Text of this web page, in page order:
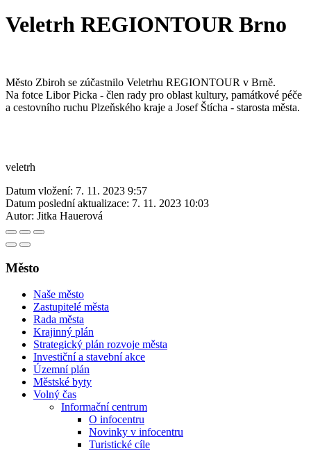
Veletrh REGIONTOUR Brno
Město Zbiroh se zúčastnilo Veletrhu REGIONTOUR v Brně.
Na fotce Libor Picka - člen rady pro oblast kultury, památkové péče
a cestovního ruchu Plzeňského kraje a Josef Štícha - starosta města.
veletrh
Datum vložení: 7. 11. 2023 9:57
Datum poslední aktualizace: 7. 11. 2023 10:03
Autor: Jitka Hauerová
Město
Naše město
Zastupitelé města
Rada města
Krajinný plán
Strategický plán rozvoje města
Investiční a stavební akce
Územní plán
Městské byty
Volný čas
Informační centrum
O infocentru
Novinky v infocentru
Turistické cíle